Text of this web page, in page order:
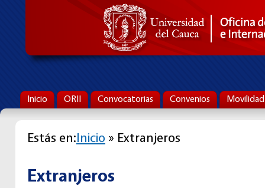
Inicio ORII Convocatorias Convenios Movilidad
Estás en:Inicio » Extranjeros
Extranjeros